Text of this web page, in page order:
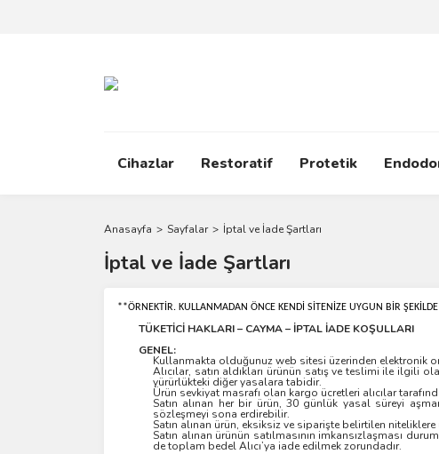
Cihazlar Restoratif Protetik
Anasayfa Sayfalar İptal ve İade Şartları
İptal ve İade Şartları
**ÖRNEKTİR. KULLANMADAN ÖNCE KENDİ SİTENİZE UYGUN BİR
TÜKETİCİ HAKLARI – CAYMA – İPTAL İADE KOŞULLARI
GENEL:
Kullanmakta olduğunuz web sitesi üzerinden elektronik
Alıcılar, satın aldıkları ürünün satış ve teslimi ile ilgili
yürürlükteki diğer yasalara tabidir.
Ürün sevkiyat masrafı olan kargo ücretleri alıcılar
Satın alınan her bir ürün, 30 günlük yasal süreyi
sözleşmeyi sona erdirebilir.
Satın alınan ürün, eksiksiz ve siparişte belirtilen
Satın alınan ürünün satılmasının imkansızlaşması
de toplam bedel Alıcı’ya iade edilmek zorundadır.